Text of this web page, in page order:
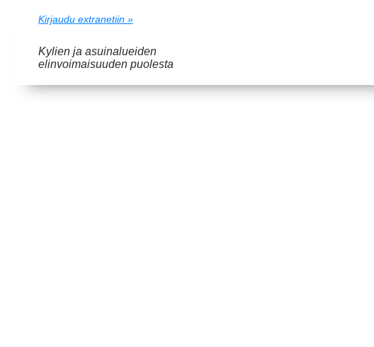
Kirjaudu extranetiin »
Kylien ja asuinalueiden
elinvoimaisuuden puolesta